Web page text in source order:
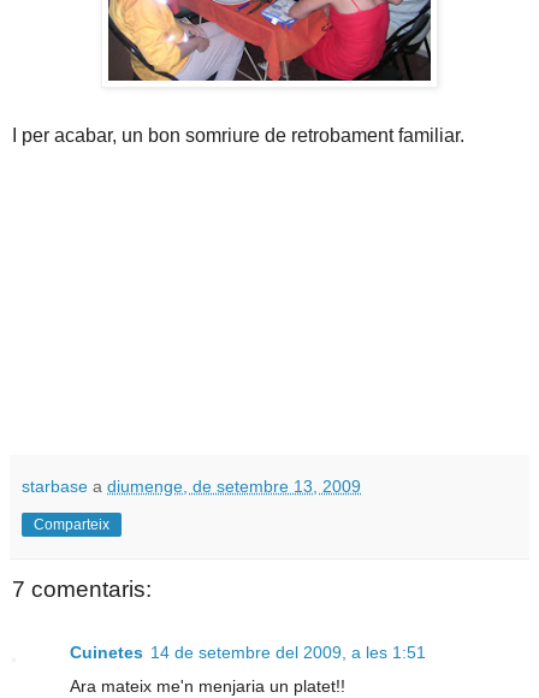
I per acabar, un bon somriure de retrobament familiar.
starbase a diumenge, de setembre 13, 2009
Comparteix
7 comentaris:
Cuinetes 14 de setembre del 2009, a les 1:51
Ara mateix me'n menjaria un platet!!